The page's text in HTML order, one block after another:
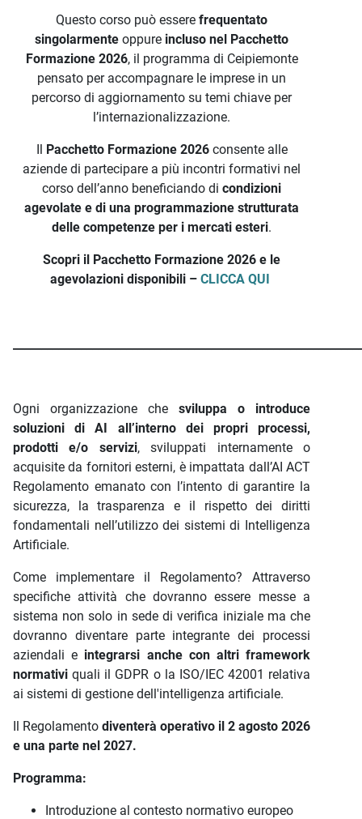
Questo corso può essere frequentato
singolarmente oppure incluso nel Pacchetto
Formazione 2026, il programma di Ceipiemonte
pensato per accompagnare le imprese in un
percorso di aggiornamento su temi chiave per
l’internazionalizzazione.
Il Pacchetto Formazione 2026consente alle
aziende di partecipare a più incontri formativi nel
corso dell’anno beneficiando di condizioni
agevolate e di una programmazione strutturata
delle competenze per i mercati esteri.
Scopri il Pacchetto Formazione 2026 e le
agevolazioni disponibili – CLICCA QUI
Ogni organizzazione che sviluppa o introduce
soluzioni di AI all’interno dei propri processi,
prodotti e/o servizi, sviluppati internamente o
acquisite da fornitori esterni, è impattata dall’AI ACT
Regolamento emanato con l’intento di garantire la
sicurezza, la trasparenza e il rispetto dei diritti
fondamentali nell’utilizzo dei sistemi di Intelligenza
Artificiale.
Come implementare il Regolamento? Attraverso
specifiche attività che dovranno essere messe a
sistema non solo in sede di verifica iniziale ma che
dovranno diventare parte integrante dei processi
aziendali e integrarsi anche con altri framework
normativiquali il GDPR o la ISO/IEC 42001 relativa
ai sistemi di gestione dell'intelligenza artificiale.
Il Regolamento diventerà operativo il 2 agosto 2026
e una parte nel 2027.
Programma:
Introduzione al contesto normativo europeo